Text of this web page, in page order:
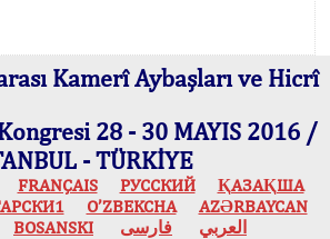
Kamerî Aybaşları ve Hicrî
28 - 30 MAYIS 2016 /
- TÜRKİYE
FRANÇAIS РУССКИЙ
ҚАЗАҚША
O’ZBEKCHA
AZӘRBAYCAN
BOSANSKI العربي فارسی